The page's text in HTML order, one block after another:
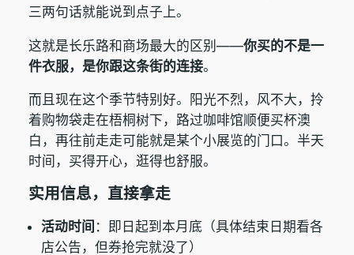
三两句话就能说到点子上。
这就是长乐路和商场最大的区别——你买的不是一
件衣服，是你跟这条街的连接。
而且现在这个季节特别好。阳光不烈，风不大，拎
着购物袋走在梧桐树下，路过咖啡馆顺便买杯澳
白，再往前走走可能就是某个小展览的门口。半天
时间，买得开心，逛得也舒服。
实用信息，直接拿走
活动时间 ：即日起到本月底（具体结束日期看各
店公告，但券抢完就没了）